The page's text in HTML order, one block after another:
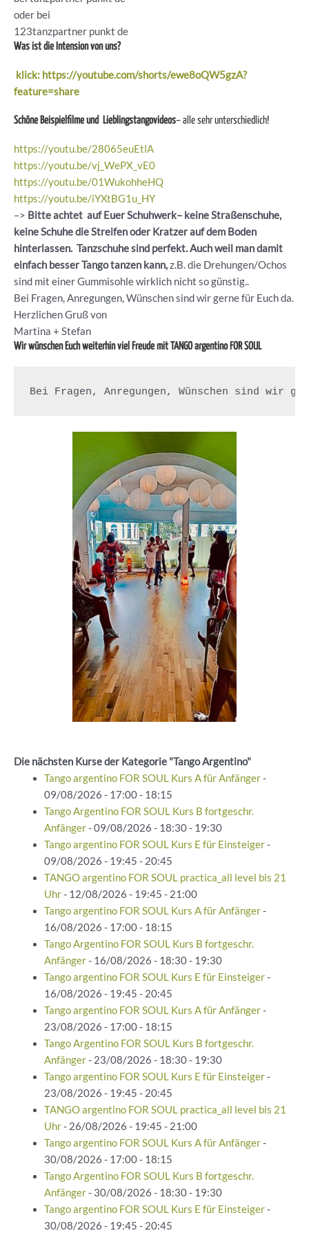
oder bei
123tanzpartner punkt de
Was ist die Intension von uns?
klick: https://youtube.com/shorts/ewe8oQW5gzA?
feature=share
Schöne Beispielfilme und Lieblingstangovideos– alle sehr unterschiedlich!
https://youtu.be/28065euEtlA
https://youtu.be/vj_WePX_vE0
https://youtu.be/01WukohheHQ
https://youtu.be/iYXtBG1u_HY
–> Bitte achtet auf Euer Schuhwerk– keine Straßenschuhe,
keine Schuhe die Streifen oder Kratzer auf dem Boden
hinterlassen. Tanzschuhe sind perfekt. Auch weil man damit
einfach besser Tango tanzen kann,z.B. die Drehungen/Ochos
sind mit einer Gummisohle wirklich nicht so günstig..
Bei Fragen, Anregungen, Wünschen sind wir gerne für Euch da.
Herzlichen Gruß von
Martina + Stefan
Wir wünschen Euch weiterhin viel Freude mit TANGO argentino FOR SOUL
Bei Fragen, Anregungen, Wünschen sind wir
Die nächsten Kurse der Kategorie "Tango Argentino"
Tango argentino FOR SOUL Kurs A für Anfänger-
09/08/2026 - 17:00 - 18:15
Tango Argentino FOR SOUL Kurs B fortgeschr.
Anfänger- 09/08/2026 - 18:30 - 19:30
Tango argentino FOR SOUL Kurs E für Einsteiger-
09/08/2026 - 19:45 - 20:45
TANGO argentino FOR SOUL practica_all level bis 21
Uhr- 12/08/2026 - 19:45 - 21:00
Tango argentino FOR SOUL Kurs A für Anfänger-
16/08/2026 - 17:00 - 18:15
Tango Argentino FOR SOUL Kurs B fortgeschr.
Anfänger- 16/08/2026 - 18:30 - 19:30
Tango argentino FOR SOUL Kurs E für Einsteiger-
16/08/2026 - 19:45 - 20:45
Tango argentino FOR SOUL Kurs A für Anfänger-
23/08/2026 - 17:00 - 18:15
Tango Argentino FOR SOUL Kurs B fortgeschr.
Anfänger- 23/08/2026 - 18:30 - 19:30
Tango argentino FOR SOUL Kurs E für Einsteiger-
23/08/2026 - 19:45 - 20:45
TANGO argentino FOR SOUL practica_all level bis 21
Uhr- 26/08/2026 - 19:45 - 21:00
Tango argentino FOR SOUL Kurs A für Anfänger-
30/08/2026 - 17:00 - 18:15
Tango Argentino FOR SOUL Kurs B fortgeschr.
Anfänger- 30/08/2026 - 18:30 - 19:30
Tango argentino FOR SOUL Kurs E für Einsteiger-
30/08/2026 - 19:45 - 20:45